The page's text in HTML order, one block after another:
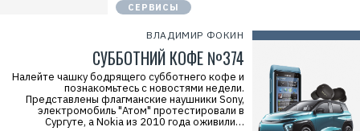
СЕРВИСЫ
ВЛАДИМИР ФОКИН
СУББОТНИЙ КОФЕ №374
Налейте чашку бодрящего субботнего кофе и
познакомьтесь с новостями недели.
Представлены флагманские наушники Sony,
электромобиль "Атом" протестировали в
Сургуте, а Nokia из 2010 года оживили…